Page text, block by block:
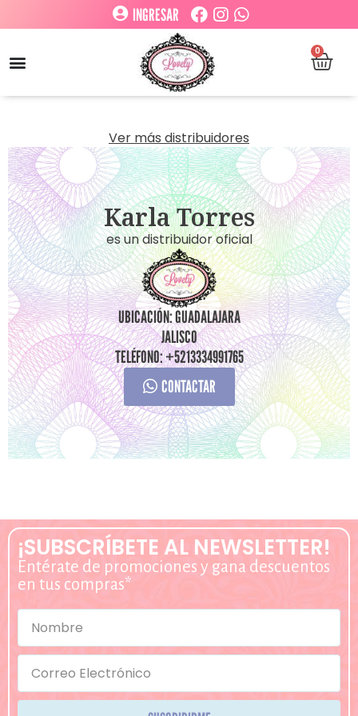
INGRESAR
0
Ver más distribuidores
Karla Torres
es un distribuidor oficial
UBICACIÓN: GUADALAJARA
JALISCO
TELÉFONO: +5213334991765
CONTACTAR
¡SUBSCRÍBETE AL NEWSLETTER!
Entérate de promociones y gana descuentos
en tus compras*